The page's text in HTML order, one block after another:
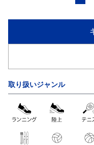
取り扱いジャンル